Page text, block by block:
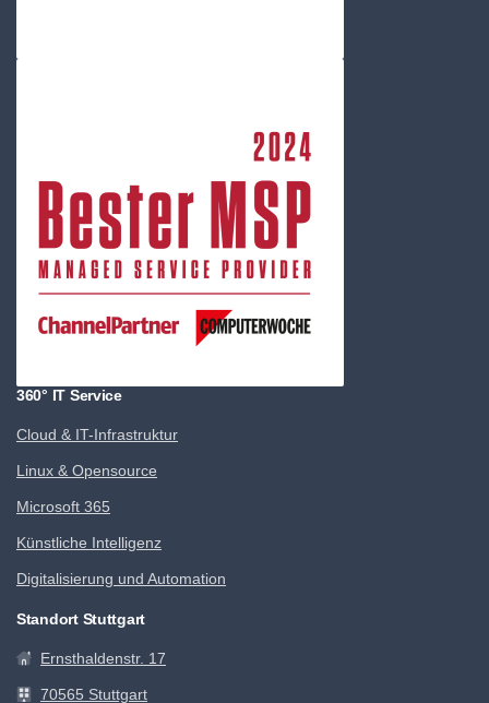
360° IT Service
Cloud & IT-Infrastruktur
Linux & Opensource
Microsoft 365
Künstliche Intelligenz
Digitalisierung und Automation
Standort Stuttgart
Ernsthaldenstr. 17
70565 Stuttgart